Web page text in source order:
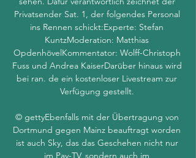
Privatsender Sat. 1, der folgendes Personal
ins Rennen schickt:Experte: Stefan
KuntzModeration: Matthias
OpdenhövelKommentator: Wolff-Christoph
Fuss und Andrea KaiserDarüber hinaus wird
bei ran. de ein kostenloser Livestream zur
Verfügung gestellt.
© gettyEbenfalls mit der Übertragung von
Dortmund gegen Mainz beauftragt worden
ist auch Sky, das das Geschehen nicht nur
im Pay-TV, sondern auch im